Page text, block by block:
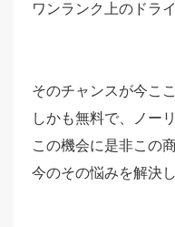
ワンランク上のドラ
そのチャンスが今こ
しかも無料で、ノー
この機会に是非この
今のその悩みを解決